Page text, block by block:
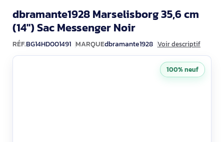
dbramante1928 Marselisborg 35,6 cm
(14") Sac Messenger NoirBG14HD001491
RÉF.BG14HD001491 MARQUEdbramante1928 Voir descriptif
100% neuf